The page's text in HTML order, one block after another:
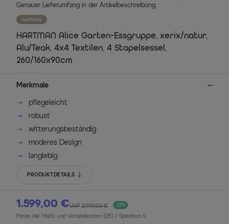
Genauer Lieferumfang in der Artikelbeschreibung.
HARTMAN
HARTMAN Alice Garten-Essgruppe, xerix/natur,
Alu/Teak, 4x4 Textilen, 4 Stapelsessel,
260/160x90cm
Merkmale
pflegeleicht
robust
witterungsbeständig
moderes Design
langlebig
PRODUKTDETAILS
1.599,00 € -27%
UVP 2.199,00 €
Preise inkl. MwSt. und Versandkosten (DE) / Spedition S